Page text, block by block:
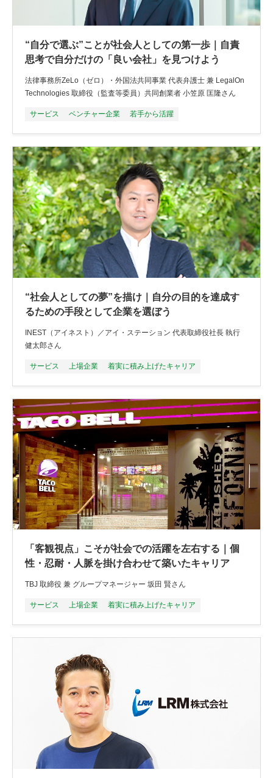
“自分で選ぶ”ことが社会人としての第一歩｜自責
思考で自分だけの「良い会社」を見つけよう
法律事務所ZeLo（ゼロ）・外国法共同事業 代表弁護士 兼 LegalOn
Technologies 取締役（監査等委員）共同創業者 小笠原 匡隆さん
サービス ベンチャー企業 若手から活躍
“社会人としての夢”を描け｜自分の目的を達成す
るための手段として企業を選ぼう
INEST（アイネスト）／アイ・ステーション 代表取締役社長 執行
健太郎さん
サービス 上場企業 着実に積み上げたキャリア
「客観視点」こそが社会での活躍を左右する｜個
性・忍耐・人脈を掛け合わせて築いたキャリア
TBJ 取締役 兼 グループマネージャー 坂田 賢さん
サービス 上場企業 着実に積み上げたキャリア